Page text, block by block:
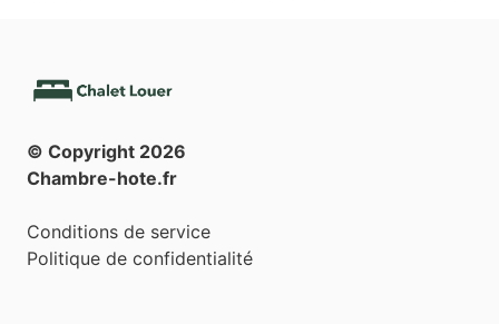
© Copyright 2026
Chambre-hote.fr
Conditions de service
Politique de confidentialité